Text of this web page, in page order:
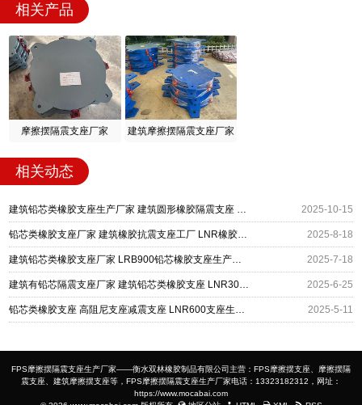
相关产品
摩擦摆隔震支座厂家 建筑摩擦摆隔震支座厂家
相关动态
建筑铅芯类橡胶支座生产厂家 建筑圆形橡胶隔震支座 LRB D800-Ⅱ隔震支座 2025-10-15
铅芯类橡胶支座厂家 建筑橡胶抗震支座工厂 LNR橡胶隔震支座1100 2025-8-18
建筑铅芯类橡胶支座厂家 LRB900铅芯橡胶支座生产厂家 建筑隔震减震支座 2025-7-18
建筑有铅芯隔震支座厂家 建筑铅芯类橡胶支座 LNR300天然橡胶支座生产厂家 2025-6-25
铅芯类橡胶支座 高阻尼支座减震支座 LNR600支座生产厂家 2025-5-11
FPS摩擦摆隔震支座生产厂家——衡水双林橡胶制品有限公司主营：FPS摩擦摆支座、摩擦摆隔
震支座、建筑摩擦摆支座等，FPS摩擦摆隔震支座生产厂家电话：13323182312，网址：
https://www.mocabai.com